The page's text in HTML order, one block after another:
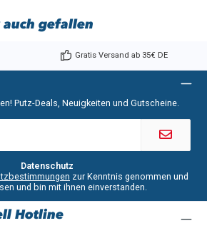
gefallen
Gratis Versand ab 35€ DE
Putz-Deals, Neuigkeiten und Gutscheine.
Datenschutz
zur Kenntnis genommen und
und bin mit ihnen einverstanden.
Hotline